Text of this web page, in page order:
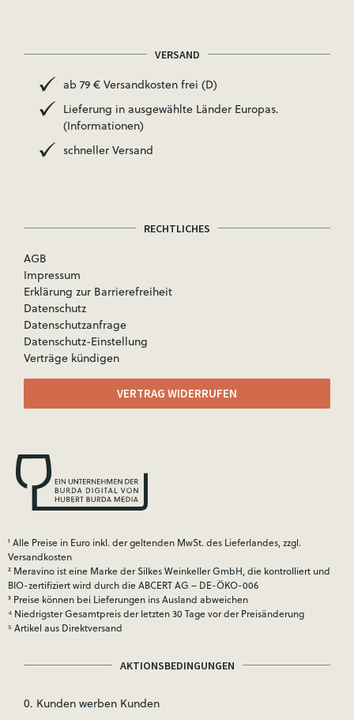
VERSAND
ab 79 € Versandkosten frei (D)
Lieferung in ausgewählte Länder Europas.
(Informationen)
schneller Versand
RECHTLICHES
AGB
Impressum
Erklärung zur Barrierefreiheit
Datenschutz
Datenschutzanfrage
Datenschutz-Einstellung
Verträge kündigen
VERTRAG WIDERRUFEN
¹ Alle Preise in Euro inkl. der geltenden MwSt. des Lieferlandes, zzgl.
Versandkosten
² Meravino ist eine Marke der Silkes Weinkeller GmbH, die kontrolliert und
BIO-zertifiziert wird durch die ABCERT AG – DE-ÖKO-006
³ Preise können bei Lieferungen ins Ausland abweichen
⁴ Niedrigster Gesamtpreis der letzten 30 Tage vor der Preisänderung
⁵ Artikel aus Direktversand
AKTIONSBEDINGUNGEN
0. Kunden werben Kunden